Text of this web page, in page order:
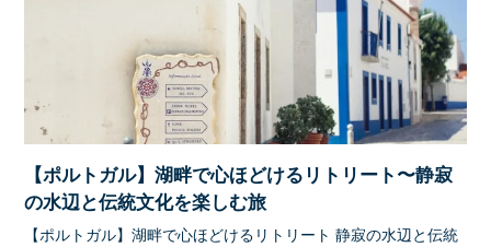
【ポルトガル】湖畔で心ほどけるリトリート〜静寂
の水辺と伝統文化を楽しむ旅
【ポルトガル】湖畔で心ほどけるリトリート 静寂の水辺と伝統